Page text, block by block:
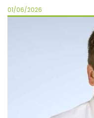
01/06/2026